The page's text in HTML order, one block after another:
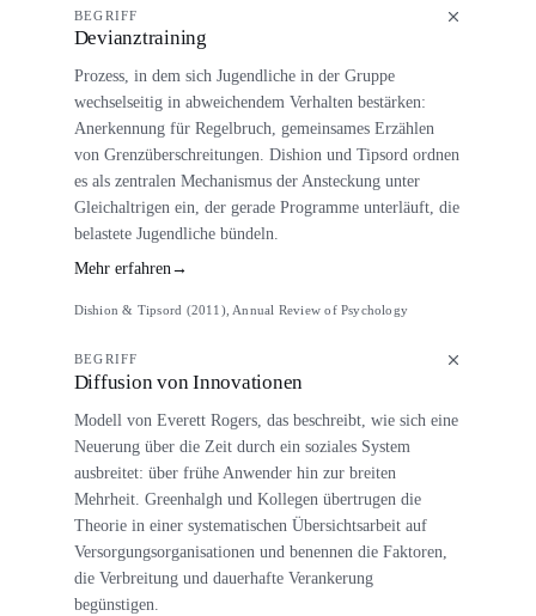
BEGRIFF
Devianztraining
Prozess, in dem sich Jugendliche in der Gruppe
wechselseitig in abweichendem Verhalten bestärken:
Anerkennung für Regelbruch, gemeinsames Erzählen
von Grenzüberschreitungen. Dishion und Tipsord ordnen
es als zentralen Mechanismus der Ansteckung unter
Gleichaltrigen ein, der gerade Programme unterläuft, die
belastete Jugendliche bündeln.
Mehr erfahren →
Dishion & Tipsord (2011), Annual Review of Psychology
BEGRIFF
Diffusion von Innovationen
Modell von Everett Rogers, das beschreibt, wie sich eine
Neuerung über die Zeit durch ein soziales System
ausbreitet: über frühe Anwender hin zur breiten
Mehrheit. Greenhalgh und Kollegen übertrugen die
Theorie in einer systematischen Übersichtsarbeit auf
Versorgungsorganisationen und benennen die Faktoren,
die Verbreitung und dauerhafte Verankerung
begünstigen.